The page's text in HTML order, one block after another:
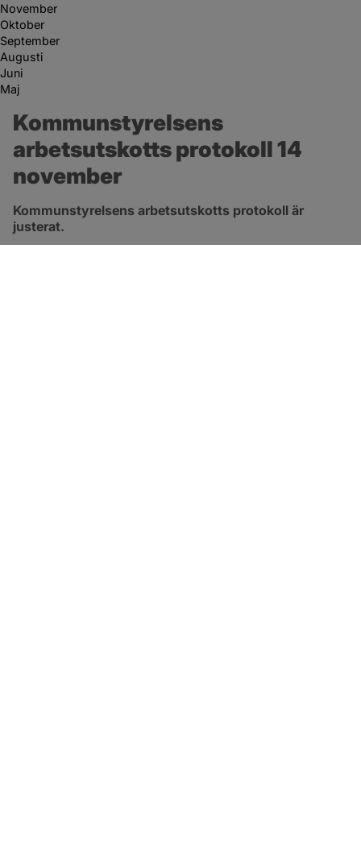
November
Oktober
September
Augusti
Juni
Maj
Kommunstyrelsens
arbetsutskotts protokoll 14
november
Kommunstyrelsens arbetsutskotts protokoll är
justerat.